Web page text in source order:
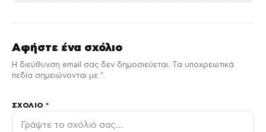
Αφήστε ένα σχόλιο
Η διεύθυνση email σας δεν δημοσιεύεται. Τα υποχρεωτικά
πεδία σημειώνονται με *.
ΣΧΌΛΙΟ*